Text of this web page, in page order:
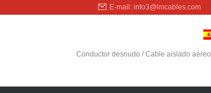
E-mail: info3@lmcables.com
Conductor desnudo /Cable aislado aéreo